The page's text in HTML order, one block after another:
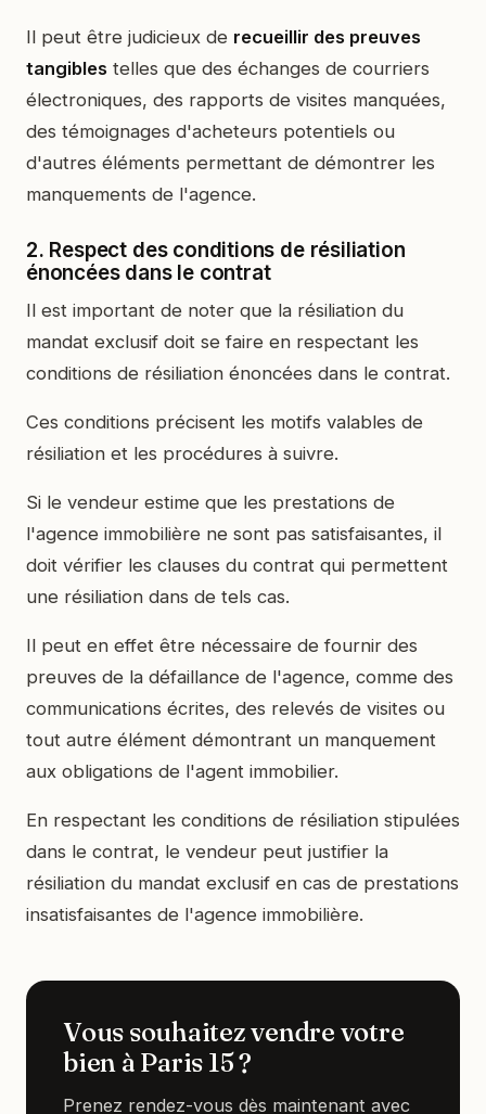
Il peut être judicieux de recueillir des preuves
tangibles telles que des échanges de courriers
électroniques, des rapports de visites manquées,
des témoignages d'acheteurs potentiels ou
d'autres éléments permettant de démontrer les
manquements de l'agence.
2. Respect des conditions de résiliation
énoncées dans le contrat
Il est important de noter que la résiliation du
mandat exclusif doit se faire en respectant les
conditions de résiliation énoncées dans le contrat.
Ces conditions précisent les motifs valables de
résiliation et les procédures à suivre.
Si le vendeur estime que les prestations de
l'agence immobilière ne sont pas satisfaisantes, il
doit vérifier les clauses du contrat qui permettent
une résiliation dans de tels cas.
Il peut en effet être nécessaire de fournir des
preuves de la défaillance de l'agence, comme des
communications écrites, des relevés de visites ou
tout autre élément démontrant un manquement
aux obligations de l'agent immobilier.
En respectant les conditions de résiliation stipulées
dans le contrat, le vendeur peut justifier la
résiliation du mandat exclusif en cas de prestations
insatisfaisantes de l'agence immobilière.
Vous souhaitez vendre votre
bien à Paris 15 ?
Prenez rendez-vous dès maintenant avec